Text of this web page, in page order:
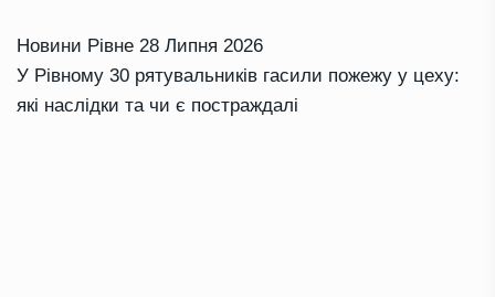
Новини Рівне 28 Липня 2026
У Рівному 30 рятувальників гасили пожежу у цеху:
які наслідки та чи є постраждалі